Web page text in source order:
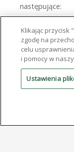
następujące:
Zastosowanie
wynika z
funkcjonalność
SMT, takie jak
znajdują
na rynku.
Klikając przycisk
zgodę na
celu
i pomocy w
Ustawienia